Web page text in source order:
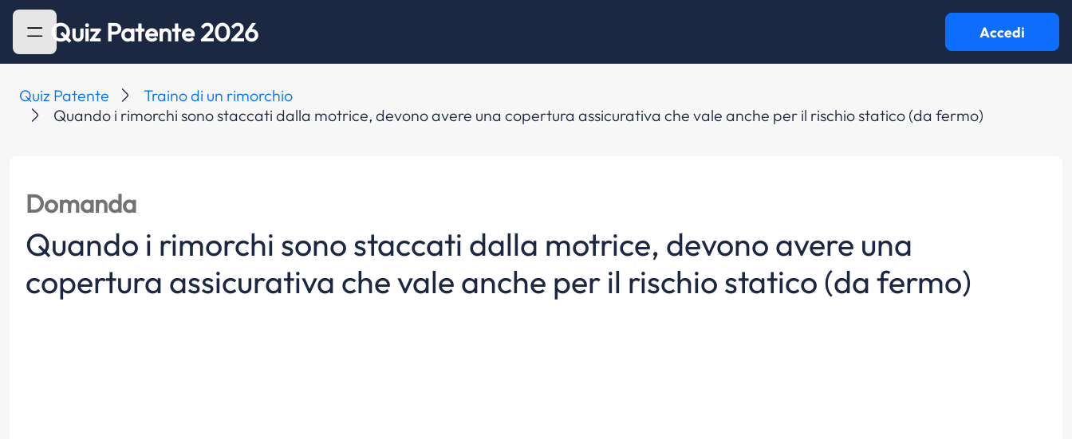
Quiz Patente 2026 Accedi
Quiz Patente
Traino di un rimorchio
Quando i rimorchi sono staccati dalla motrice, devono avere una copertura assicurativa che vale anche per il rischio statico (da fermo)
Domanda
Quando i rimorchi sono staccati dalla motrice, devono avere una
copertura assicurativa che vale anche per il rischio statico (da fermo)